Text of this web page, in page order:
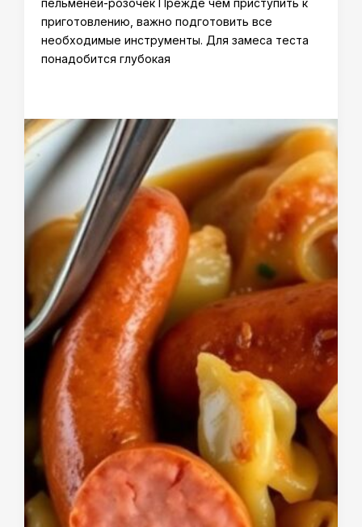
приготовлению, важно подготовить все
необходимые инструменты. Для замеса теста
понадобится глубокая